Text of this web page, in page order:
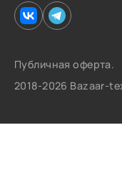
Публичная оферта.
2018-2026 Bazaar-